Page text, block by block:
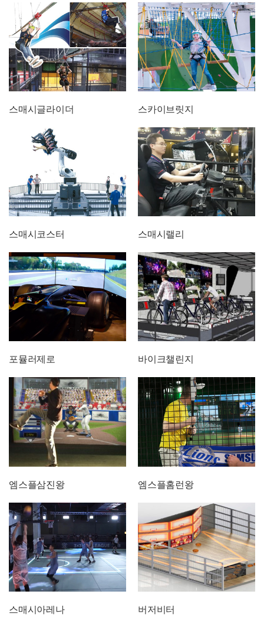
스매시글라이더 스카이브릿지
스매시코스터 스매시랠리
포뮬러제로 바이크챌린지
엠스플삼진왕 엠스플홈런왕
스매시아레나 버저비터